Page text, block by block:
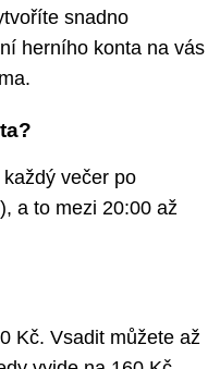
snadno
herního konta na vás
večer po
a to mezi 20:00 až
Kč. Vsadit můžete až